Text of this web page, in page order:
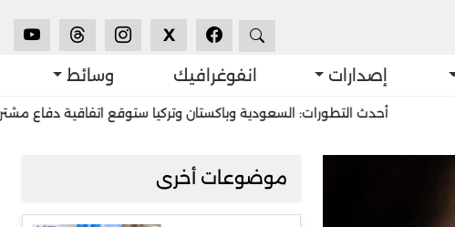
X
إصدارات انفوغرافيك وسائط
أحدث التطورات: السعودية وباكستان وتركيا ستوقع اتفاقية دفاع مشترك في جدّة
موضوعات أخرى